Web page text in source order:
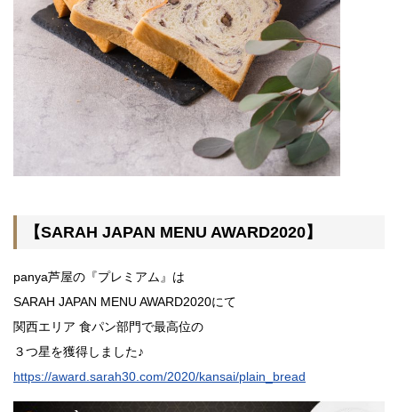
【SARAH JAPAN MENU AWARD2020】
panya芦屋の『プレミアム』は
SARAH JAPAN MENU AWARD2020にて
関西エリア 食パン部門で最高位の
３つ星を獲得しました♪
https://award.sarah30.com/2020/kansai/plain_bread